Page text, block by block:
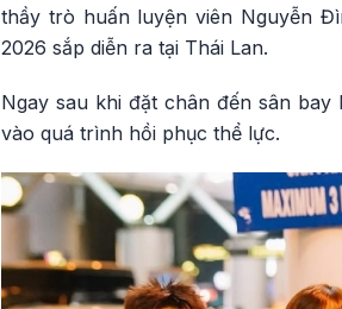
thầy trò huấn luyện viên Nguyễn
2026 sắp diễn ra tại Thái Lan.
Ngay sau khi đặt chân đến sân
vào quá trình hồi phục thể lực.